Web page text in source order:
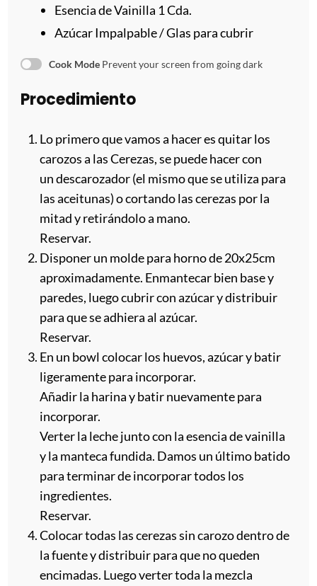
Esencia de Vainilla 1 Cda.
Azúcar Impalpable / Glas para cubrir
Cook Mode Prevent your screen from going dark
Procedimiento
Lo primero que vamos a hacer es quitar los
carozos a las Cerezas, se puede hacer con
un descarozador (el mismo que se utiliza para
las aceitunas) o cortando las cerezas por la
mitad y retirándolo a mano.
Reservar.
Disponer un molde para horno de 20x25cm
aproximadamente. Enmantecar bien base y
paredes, luego cubrir con azúcar y distribuir
para que se adhiera al azúcar.
Reservar.
En un bowl colocar los huevos, azúcar y batir
ligeramente para incorporar.
Añadir la harina y batir nuevamente para
incorporar.
Verter la leche junto con la esencia de vainilla
y la manteca fundida. Damos un último batido
para terminar de incorporar todos los
ingredientes.
Reservar.
Colocar todas las cerezas sin carozo dentro de
la fuente y distribuir para que no queden
encimadas. Luego verter toda la mezcla